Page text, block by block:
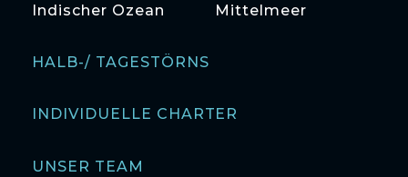
Indischer Ozean
Mittelmeer
HALB-/ TAGESTÖRNS
INDIVIDUELLE CHARTER
UNSER TEAM